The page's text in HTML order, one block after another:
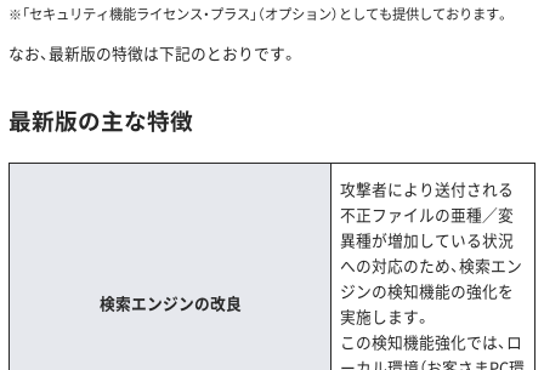
「セキュリティ機能ライセンス・プラス」（オプション）としても提供しております。
なお、最新版の特徴は下記のとおりです。
最新版の主な特徴
検索エンジンの改良
攻撃者により送付される
不正ファイルの亜種／変
異種が増加している状況
への対応のため、検索エン
ジンの検知機能の強化を
実施します。
この検知機能強化では、ロ